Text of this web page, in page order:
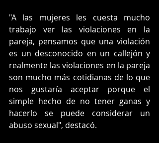
"A las mujeres les cuesta mucho
trabajo ver las violaciones en la
pareja, pensamos que una violación
es un desconocido en un callejón y
realmente las violaciones en la pareja
son mucho más cotidianas de lo que
nos gustaría aceptar porque el
simple hecho de no tener ganas y
hacerlo se puede considerar un
abuso sexual", destacó.